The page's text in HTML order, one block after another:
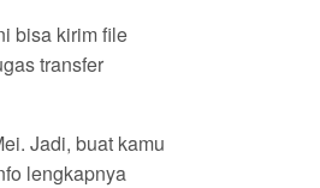
bisa kirim file
transfer
Jadi, buat kamu
lengkapnya